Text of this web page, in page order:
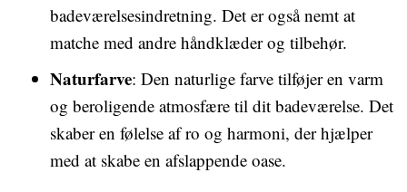
badeværelsesindretning. Det er også nemt at
matche med andre håndklæder og tilbehør.
Naturfarve: Den naturlige farve tilføjer en varm
og beroligende atmosfære til dit badeværelse. Det
skaber en følelse af ro og harmoni, der hjælper
med at skabe en afslappende oase.